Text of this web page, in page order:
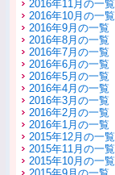
2016年11月の一覧
2016年10月の一覧
2016年9月の一覧
2016年8月の一覧
2016年7月の一覧
2016年6月の一覧
2016年5月の一覧
2016年4月の一覧
2016年3月の一覧
2016年2月の一覧
2016年1月の一覧
2015年12月の一覧
2015年11月の一覧
2015年10月の一覧